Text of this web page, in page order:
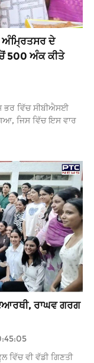
ਅੰਮ੍ਰਿਤਸਰ ਦੇ
500 ਅੰਕ ਕੀਤੇ
ਵਿੱਚ ਸੀਬੀਐਸਈ
ਜਿਸ ਵਿੱਚ ਇਸ ਵਾਰ
ਰਾਘਵ ਗਰਗ
ਵੀ ਵੱਡੀ ਗਿਣਤੀ